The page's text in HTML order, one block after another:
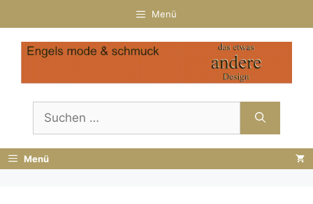
Inhalt
springen
Menü
nach:
Menü